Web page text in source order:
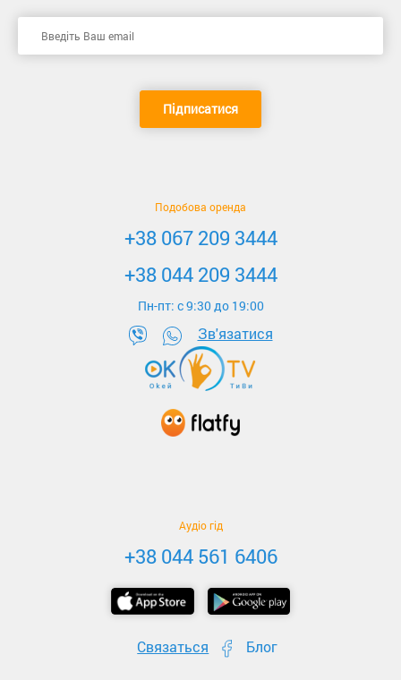
Підписатися
Подобова оренда
+38 067 209 3444
+38 044 209 3444
Пн-пт: c 9:30 до 19:00
Зв'язатися
Аудіо гід
+38 044 561 6406
Связаться Блог